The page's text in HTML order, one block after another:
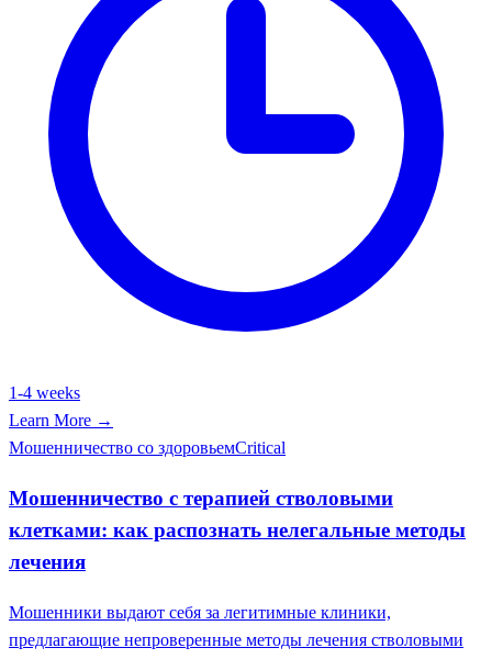
1-4 weeks
Learn More →
Мошенничество со здоровьемCritical
Мошенничество с терапией стволовыми
клетками: как распознать нелегальные методы
лечения
Мошенники выдают себя за легитимные клиники,
предлагающие непроверенные методы лечения стволовыми